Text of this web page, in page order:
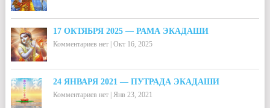
17 ОКТЯБРЯ 2025 — РАМА ЭКАДАШИ
Комментариев нет| Окт 16, 2025
24 ЯНВАРЯ 2021 — ПУТРАДА ЭКАДАШИ
Комментариев нет| Янв 23, 2021